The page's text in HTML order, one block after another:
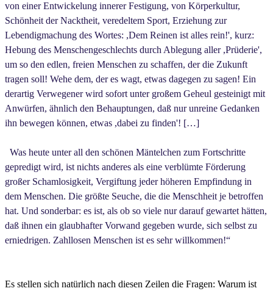
von einer Entwickelung innerer Festigung, von Körperkultur,
Schönheit der Nacktheit, veredeltem Sport, Erziehung zur
Lebendigmachung des Wortes: ,Dem Reinen ist alles rein!', kurz:
Hebung des Menschengeschlechts durch Ablegung aller ,Prüderie',
um so den edlen, freien Menschen zu schaffen, der die Zukunft
tragen soll! Wehe dem, der es wagt, etwas dagegen zu sagen! Ein
derartig Verwegener wird sofort unter großem Geheul gesteinigt mit
Anwürfen, ähnlich den Behauptungen, daß nur unreine Gedanken
ihn bewegen können, etwas ,dabei zu finden'! […]
Was heute unter all den schönen Mäntelchen zum Fortschritte
gepredigt wird, ist nichts anderes als eine verblümte Förderung
großer Schamlosigkeit, Vergiftung jeder höheren Empfindung in
dem Menschen. Die größte Seuche, die die Menschheit je betroffen
hat. Und sonderbar: es ist, als ob so viele nur darauf gewartet hätten,
daß ihnen ein glaubhafter Vorwand gegeben wurde, sich selbst zu
erniedrigen. Zahllosen Menschen ist es sehr willkommen!“
Es stellen sich natürlich nach diesen Zeilen die Fragen: Warum ist